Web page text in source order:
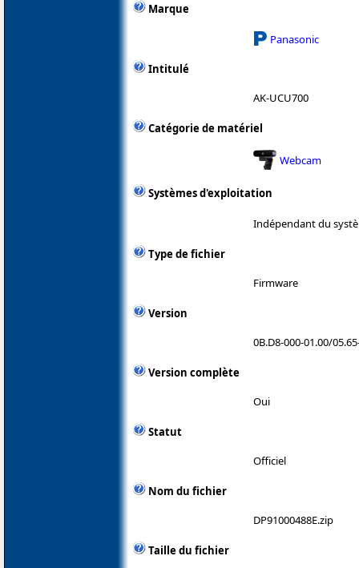
Marque
Panasonic
Intitulé
AK-UCU700
Catégorie de matériel
Webcam
Systèmes d'exploitation
Indépendant du
Type de fichier
Firmware
Version
0B.D8-000-01.00/
Version complète
Oui
Statut
Officiel
Nom du fichier
DP91000488E.zip
Taille du fichier